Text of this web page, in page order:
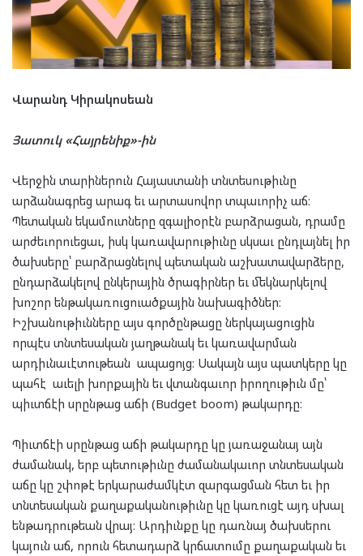
Վարանդ Կիրակոսեան
Յատուկ «Հայրենիք»-ին
Վերջին տարիներուն Հայաստանի տնտեսութիւնը
արձանագրեց արագ եւ արտասովոր տպաւորիչ աճ։
Պետական եկամուտները զգալիօրէն բարձրացան, դրամը
արժեւորուեցաւ, իսկ կառավարութիւնը սկսաւ ընդլայնել իր
ծախսերը՝ բարձրացնելով պետական աշխատավարձերը,
ընդարձակելով ընկերային ծրագիրներ եւ մեկնարկելով
խոշոր ենթակառուցուածքային նախագիծներ։
Իշխանութիւնները այս գործընթացը ներկայացուցին
որպէս տնտեսական յաղթանակ եւ կառավարման
արդիւնաւէտութեան ապացոյց։ Սակայն այս պատկերը կը
պահէ աւելի խորքային եւ վտանգաւոր իրողութիւն մը՝
պիւտճէի սրընթաց աճի (Budget boom) թակարդը։
Պիւտճէի սրընթաց աճի թակարդը կը յառաջանայ այն
ժամանակ, երբ պետութիւնը ժամանակաւոր տնտեսական
աճը կը շփոթէ երկարաժամկէտ զարգացման հետ եւ իր
տնտեսական քաղաքականութիւնը կը կառուցէ այդ սխալ
ենթադրութեան վրայ։ Արդիւնքը կը դառնայ ծախսերու
կայուն աճ, որուն հետադարձ կրճատումը քաղաքական եւ